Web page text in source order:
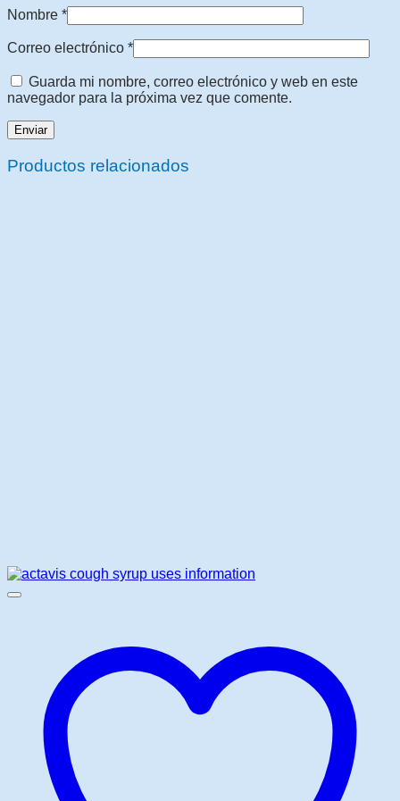
Nombre *
Correo electrónico *
Guarda mi nombre, correo electrónico y web en este
navegador para la próxima vez que comente.
Productos relacionados